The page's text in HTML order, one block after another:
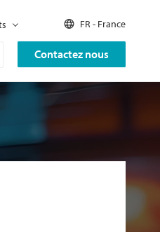
Contactez nous
FR - France